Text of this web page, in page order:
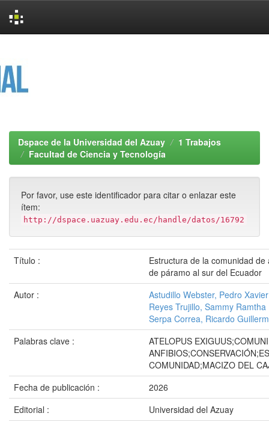
Dspace de la Universidad del Azuay
1 Trabajos
Facultad de Ciencia y Tecnología
Por favor, use este identificador para citar o enlazar este
ítem:
http://dspace.uazuay.edu.ec/handle/datos/16792
Título :
Estructura de la comunidad de
de páramo al sur del Ecuador
Autor :
Astudillo Webster, Pedro Xavier
Reyes Trujillo, Sammy Ramtha
Serpa Correa, Ricardo
Palabras clave :
ATELOPUS
COMUNIDAD;MACIZO DEL
Fecha de publicación :
2026
Editorial :
Universidad del Azuay